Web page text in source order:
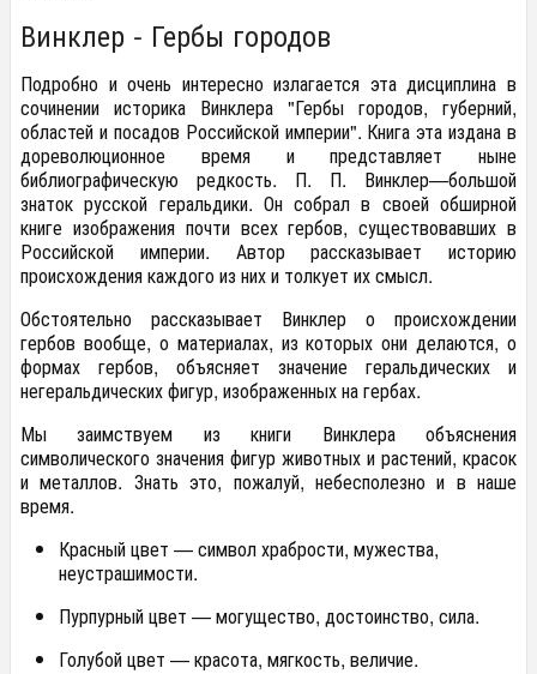
Винклер - Гербы городов
Подробно и очень интересно излагается эта дисциплина в
сочинении историка Винклера "Гербы городов, губерний,
областей и посадов Российской им­перии". Книга эта издана в
дореволюционное время и представляет ныне
библиографическую редкость. П. П. Винклер—большой
знаток русской геральдики. Он собрал в своей обширной
книге изображения почти всех гербов, существовавших в
Российской империи. Автор рассказывает историю
происхождения каждого из них и толкует их смысл.
Обстоятельно рассказывает Винклер о происхождении
гербов вообще, о материалах, из которых они делаются, о
формах гербов, объясняет значение геральдических и
негеральдических фигур, изображенных на гербах.
Мы заимствуем из книги Винклера объяснения
символического значе­ния фигур животных и растений, красок
и металлов. Знать это, пожалуй, не­бесполезно и в наше
время.
Красный цвет — символ храбрости, мужества,
неустрашимости.
Пурпурный цвет — могущество, достоинство, сила.
Голубой цвет — красота, мягкость, величие.